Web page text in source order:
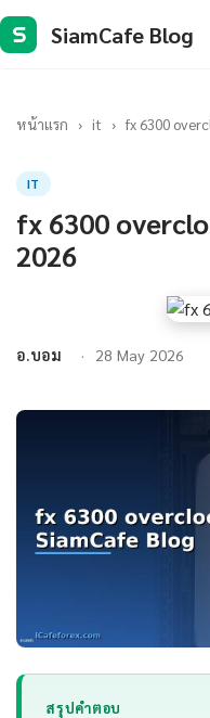
S SiamCafe Blog
หน้าแรก › it › fx 6300
IT
fx 6300
2026
อ.บอม 28 May 2026
สรุปคำตอบ